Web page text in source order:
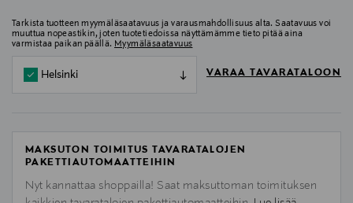
Tarkista tuotteen myymäläsaatavuus ja varausmahdollisuus alta. Saatavuus voi
muuttua nopeastikin, joten tuotetiedoissa näyttämämme tieto pitää aina
varmistaa paikan päällä. Myymäläsaatavuus
Helsinki VARAA TAVARATALOON
MAKSUTON TOIMITUS TAVARATALOJEN
PAKETTIAUTOMAATTEIHIN
Nyt kannattaa shoppailla! Saat maksuttoman toimituksen